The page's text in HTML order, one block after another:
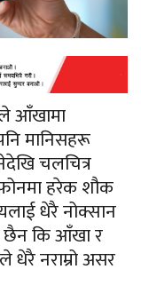
आँखामा
मानिसहरू
चलचित्र
हरेक शौक
धेरै नोक्सान
छैन कि आँखा र
धेरै नराम्रो असर